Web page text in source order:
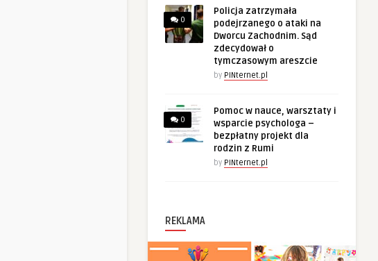
0
Policja zatrzymała
podejrzanego o ataki na
Dworcu Zachodnim. Sąd
zdecydował o
tymczasowym areszcie
by PINternet.pl
0
Pomoc w nauce, warsztaty i
wsparcie psychologa –
bezpłatny projekt dla
rodzin z Rumi
by PINternet.pl
REKLAMA